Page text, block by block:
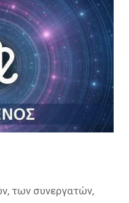
των συνεργατών,